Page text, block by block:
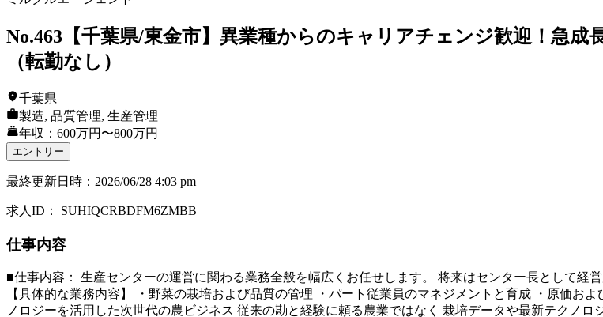
No.463【千葉県/東金市】異業種からのキャリアチェンジ歓迎！急
（転勤なし）
千葉県
製造, 品質管理, 生産管理
年収：600万円〜800万円
エントリー
最終更新日時 ： 2026/06/28 4:03 pm
求人ID ： SUHIQCRBDFM6ZMBB
仕事内容
■仕事内容： 生産センターの運営に関わる業務全般を幅広くお任せします。 将来はセンター長として経
【具体的な業務内容】 ・野菜の栽培および品質の管理 ・パート従業員のマネジメントと育成 ・原価お
ノロジーを活用した次世代の農ビジネス 従来の勘と経験に頼る農業ではなく 栽培データや最新テクノ